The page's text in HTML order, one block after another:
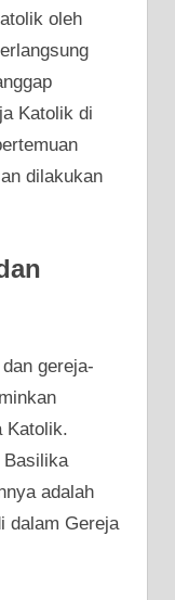
oleh
Katolik di
dilakukan
gereja-
Katolik.
Basilika
adalah
dalam Gereja